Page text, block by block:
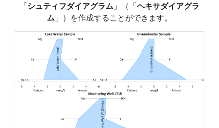
「シュティフダイアグラム 」（「ヘキサダイアグラ
ム 」）を作成することができます。